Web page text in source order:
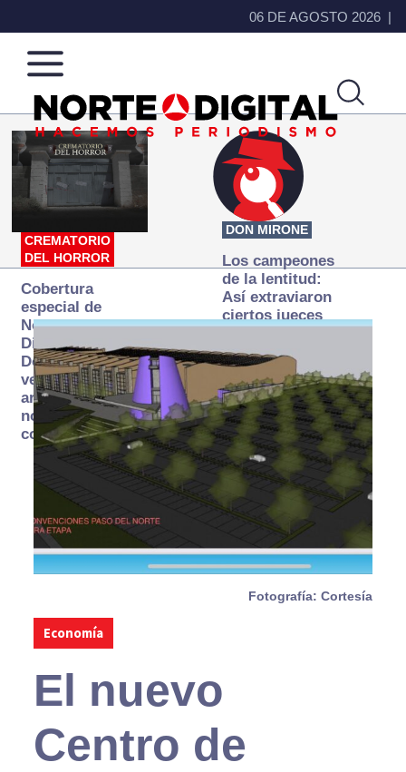
06 DE AGOSTO 2026
Norte
de
Ciudad
Más
que
noticias,
hacemos periodismo
CREMATORIO
DEL HORROR
Cobertura
especial de
Norte
Digital:
Donde la
verdad
arde… pero
no se
consume
DON MIRONE
Los campeones
de la lentitud:
Así extraviaron
ciertos jueces
expedita
Fotografía: Cortesía
Economía
El nuevo
Centro de